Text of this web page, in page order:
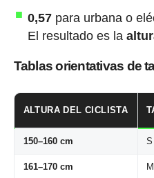
0,57para urbana o
El resultado es la
Tablas orientativas de
ALTURA DEL CICLISTA
150–160 cm S
161–170 cm M